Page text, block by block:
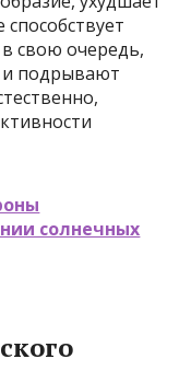
свою очередь,
и подрывают
солнечных